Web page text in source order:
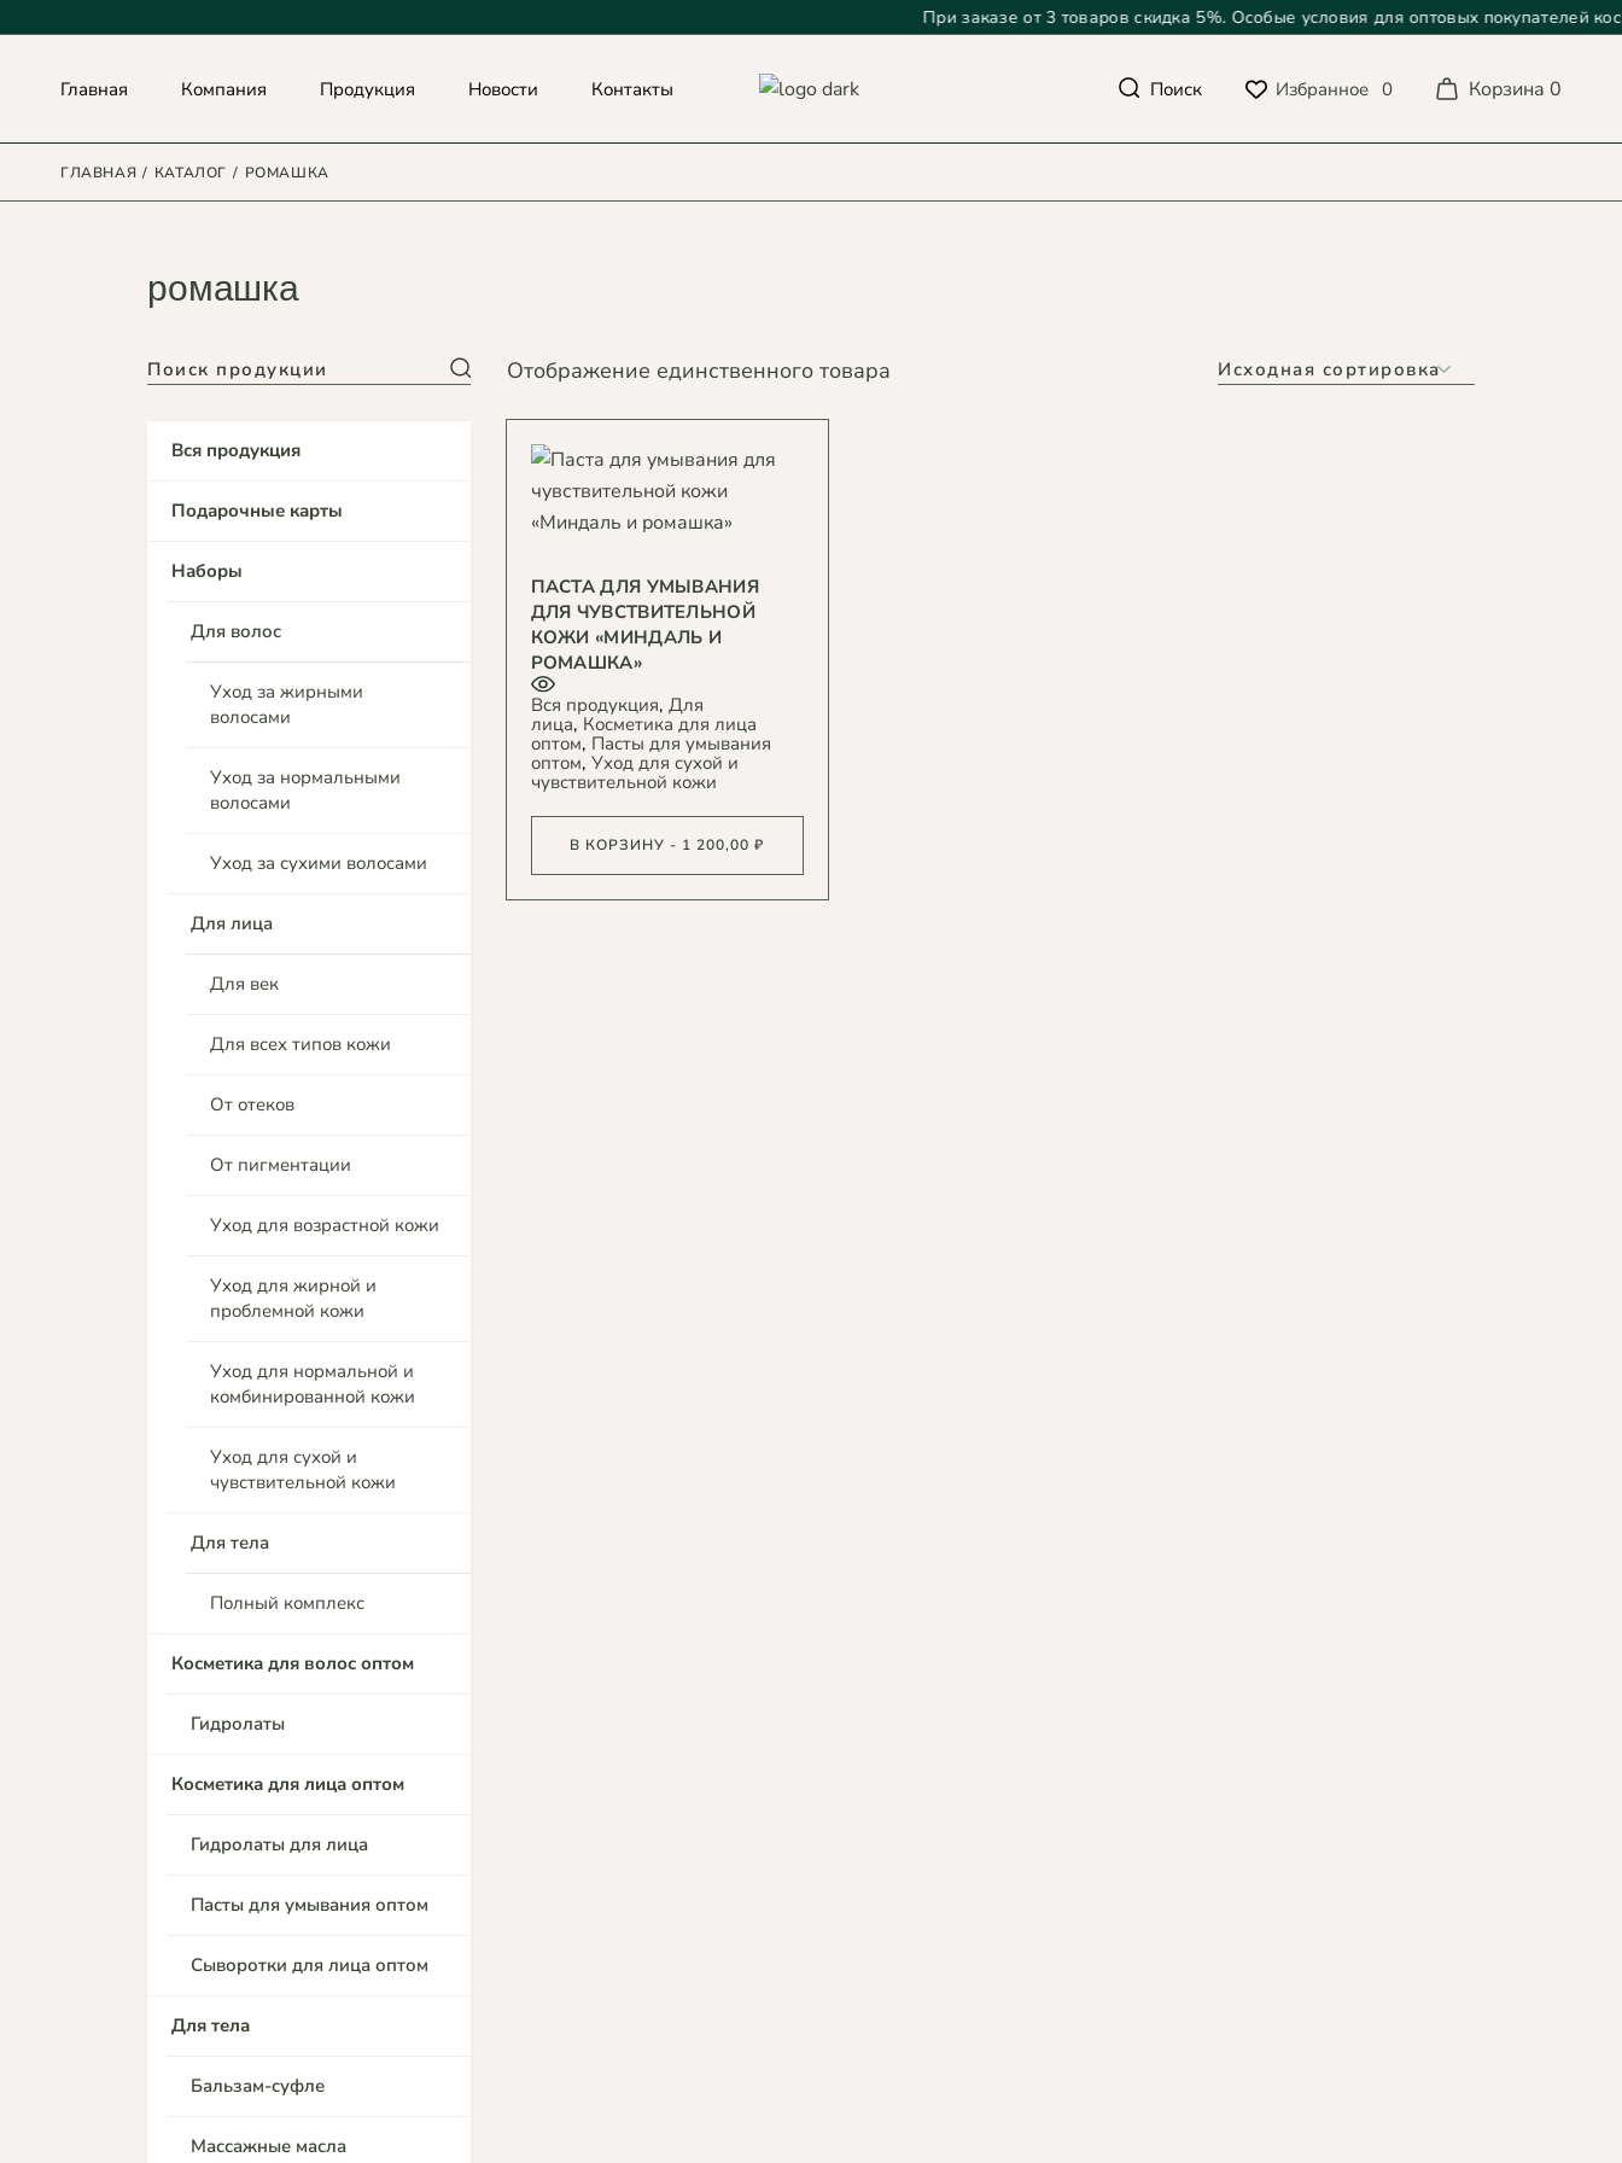
При заказе от 3 товаров скидка 5%. Особые условия для оптовых покупателей
Skip
contentГлавная Компания Продукция Новости Контакты Поиск Избранное 0 Корзина 0
ГЛАВНАЯ КАТАЛОГ РОМАШКА
ромашка
Отображение единственного товара
ПАСТА ДЛЯ УМЫВАНИЯ
ДЛЯ ЧУВСТВИТЕЛЬНОЙ
КОЖИ «МИНДАЛЬ И
РОМАШКА»
Вся продукция Для
лица Косметика для лица
оптом Пасты для умывания
оптом Уход для сухой и
чувствительной кожи
В КОРЗИНУ - 1 200,00 ₽
Search
Вся продукция
Подарочные карты
Наборы
Для волос
Уход за жирными
волосами
Уход за нормальными
волосами
Уход за сухими волосами
Для лица
Для век
Для всех типов кожи
От отеков
От пигментации
Уход для возрастной кожи
Уход для жирной и
проблемной кожи
Уход для нормальной и
комбинированной кожи
Уход для сухой и
чувствительной кожи
Для тела
Полный комплекс
Косметика для волос оптом
Гидролаты
Косметика для лица оптом
Гидролаты для лица
Пасты для умывания оптом
Сыворотки для лица оптом
Для тела
Бальзам-суфле
Массажные масла